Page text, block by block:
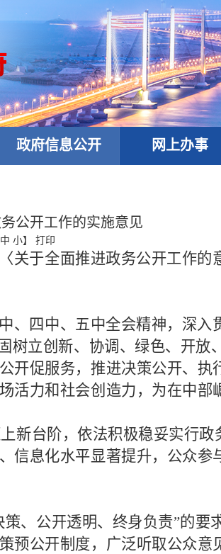
政府信息公开 网上办事
公开工作的实施意见
中 小】 打印
于全面推进政务公开工作的
、四中、五中全会精神，深入
树立创新、协调、绿色、开放
促服务，推进决策公开、执
活力和社会创造力，为在中部
新台阶，依法积极稳妥实行政
信息化水平显著提升，公众参
策、公开透明、终身负责”的要
预公开制度，广泛听取公众